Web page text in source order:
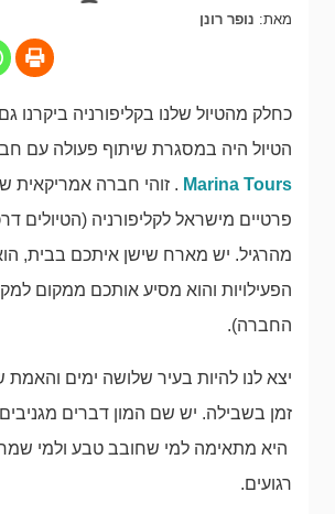
מאת: נופר רונן
כחלק מהטיול שלנו בקליפורניה ביקרנו גם
הטיול היה במסגרת שיתוף פעולה עם
Marina Tours . זוהי חברה אמריקאית
פרטיים מישראל לקליפורניה (הטיולים
מהרגיל. יש מארח שישן איתכם בבית,
הפעילויות והוא מסיע אותכם ממקום
החברה).
יצא לנו להיות בעיר שלושה ימים והאמת
זמן בשבילה. יש שם המון דברים
היא מתאימה למי שחובב טבע ולמי
רגועים.